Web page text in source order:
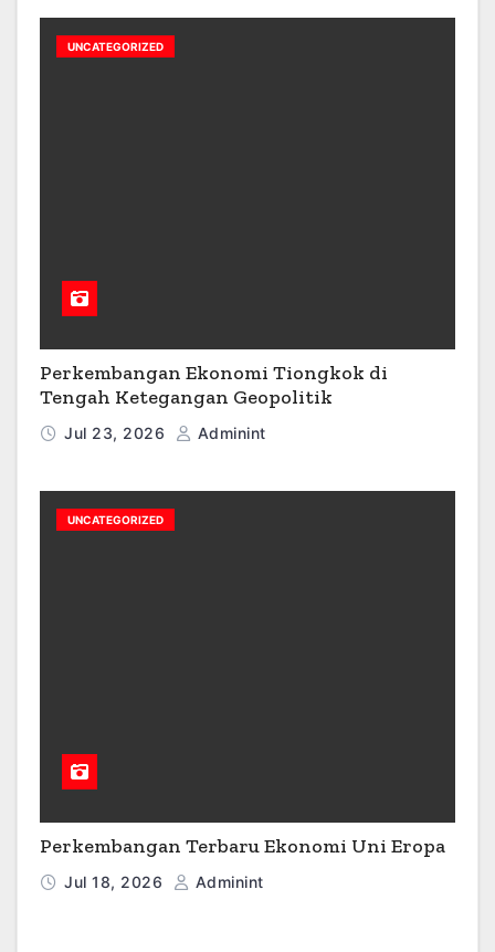
UNCATEGORIZED
Perkembangan Ekonomi Tiongkok di
Tengah Ketegangan Geopolitik
Jul 23, 2026 Adminint
UNCATEGORIZED
Perkembangan Terbaru Ekonomi Uni Eropa
Jul 18, 2026 Adminint